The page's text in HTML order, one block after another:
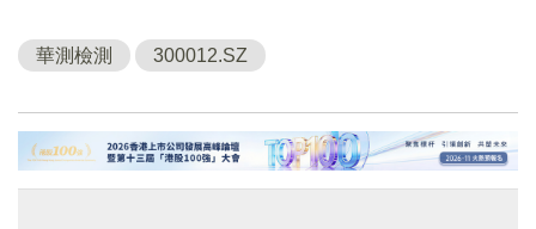
華測檢測 300012.SZ